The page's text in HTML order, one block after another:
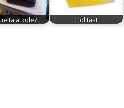
al cole? Holitas!